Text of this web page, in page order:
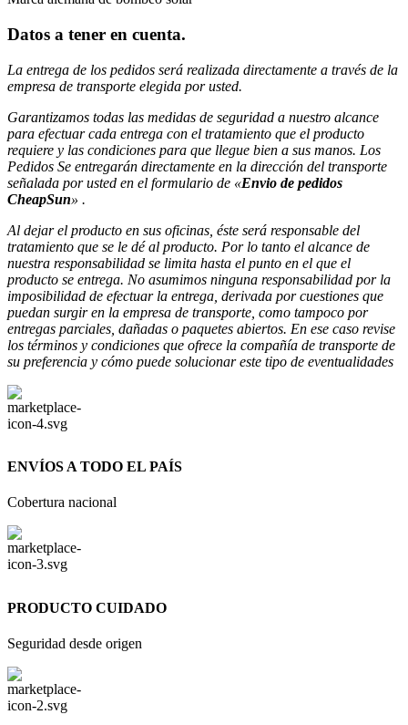
Datos a tener en cuenta.
La entrega de los pedidos será realizada directamente a través de la
empresa de transporte elegida por usted.
Garantizamos todas las medidas de seguridad a nuestro alcance
para efectuarcada entrega con el tratamiento que el producto
requiere y las condiciones para que llegue bien a sus manos. Los
Pedidos Se entregarán directamente en la dirección del transporte
señalada por usted en el formulario de «Envio de pedidos
CheapSun» .
Al dejar el producto en sus oficinas, éste será responsable del
tratamiento que se le dé al producto. Por lo tanto el alcance de
nuestra responsabilidad se limita hasta el punto en el que el
producto se entrega. No asumimos ninguna responsabilidad por la
imposibilidad de efectuar la entrega, derivada por cuestiones que
puedan surgir en la empresa de transporte, como tampoco por
entregas parciales, dañadas o paquetes abiertos. En ese caso revise
los términos y condiciones que ofrece la compañía de transporte de
su preferencia y cómo puede solucionar este tipo de eventualidades
ENVÍOS A TODO EL PAÍS
Cobertura nacional
PRODUCTO CUIDADO
Seguridad desde origen